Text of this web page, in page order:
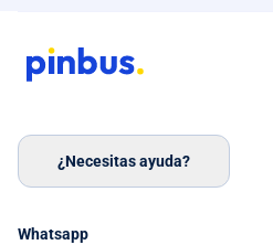
¿Necesitas ayuda?
Whatsapp